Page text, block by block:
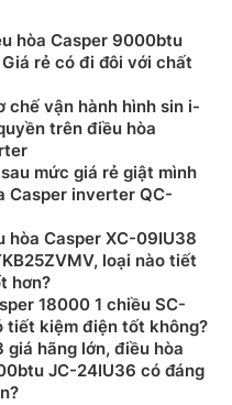
hòa Casper 9000btu
rẻ có đi đôi với chất
chế vận hành hình sin i-
trên điều hòa
mức giá rẻ giật mình
Casper inverter QC-
hòa Casper XC-09IU38
loại nào tiết
hơn?
18000 1 chiều SC-
tiết kiệm điện tốt không?
giá hãng lớn, điều hòa
JC-24IU36 có đáng